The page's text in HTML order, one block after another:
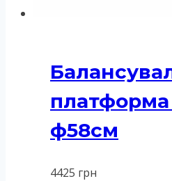
платформа
ф58см
4425 грн